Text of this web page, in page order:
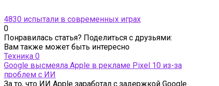
4830 испытали в современных играх
0
Понравилась статья? Поделиться с друзьями:
Вам также может быть интересно
Техника 0
Google высмеяла Apple в рекламе Pixel 10 из-за
проблем с ИИ
За то, что ИИ Apple заработал с задержкой Google